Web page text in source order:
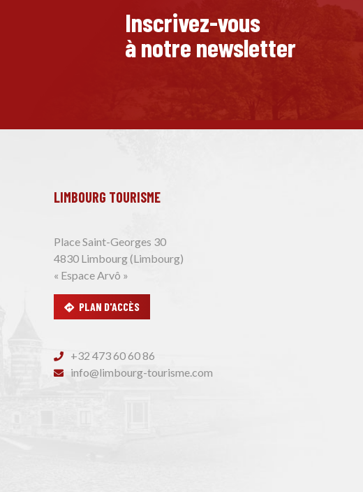
Inscrivez-vous
à notre newsletter
LIMBOURG TOURISME
Place Saint-Georges 30
4830 Limbourg (Limbourg)
« Espace Arvô »
PLAN D'ACCÈS
+32 473 60 60 86
info@limbourg-tourisme.com